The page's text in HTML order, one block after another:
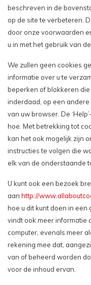
beschreven in de
op de site te verbeteren.
door onze voorwaarden
u in met het gebruik van
We zullen geen cookies
informatie over u te
beperken of blokkeren
inderdaad, op een andere
van uw browser. De
hoe. Met betrekking tot
kan het ook mogelijk zijn
instructies te volgen die
elk van de onderstaande
U kunt ook een bezoek
aan http://
hoe u dit kunt doen in
vindt ook meer informatie
computer, evenals meer
rekening mee dat,
van of beheerd worden
voor de inhoud ervan.